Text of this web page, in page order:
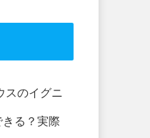
スのイグニ
る？実際